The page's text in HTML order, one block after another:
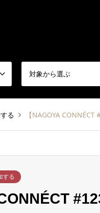
対象から選ぶ
る 【NAGOYA
する